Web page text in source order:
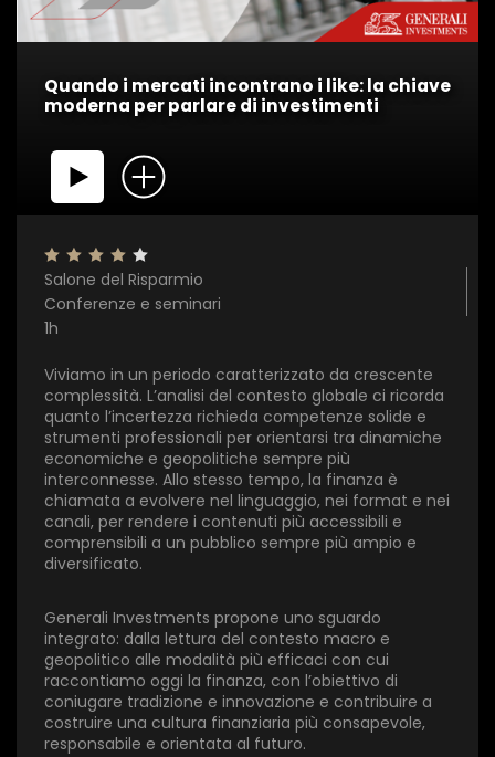
Quando i mercati incontrano i like: la chiave
moderna per parlare di investimenti
Salone del Risparmio
Conferenze e seminari
1h
Viviamo in un periodo caratterizzato da crescente
complessità. L’analisi del contesto globale ci ricorda
quanto l’incertezza richieda competenze solide e
strumenti professionali per orientarsi tra dinamiche
economiche e geopolitiche sempre più
interconnesse. Allo stesso tempo, la finanza è
chiamata a evolvere nel linguaggio, nei format e nei
canali, per rendere i contenuti più accessibili e
comprensibili a un pubblico sempre più ampio e
diversificato.
Generali Investments propone uno sguardo
integrato: dalla lettura del contesto macro e
geopolitico alle modalità più efficaci con cui
raccontiamo oggi la finanza, con l’obiettivo di
coniugare tradizione e innovazione e contribuire a
costruire una cultura finanziaria più consapevole,
responsabile e orientata al futuro.
×
5 stars
4 stars
3 stars
2 stars
1 star